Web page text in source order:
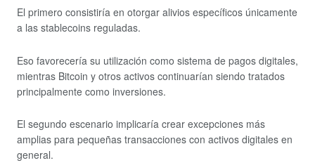
El primero consistiría en otorgar alivios específicos únicamente
a las stablecoins reguladas.
Eso favorecería su utilización como sistema de pagos digitales,
mientras Bitcoin y otros activos continuarían siendo tratados
principalmente como inversiones.
El segundo escenario implicaría crear excepciones más
amplias para pequeñas transacciones con activos digitales en
general.